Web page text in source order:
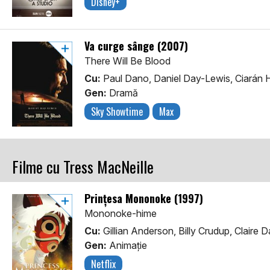
Va curge sânge (2007)
There Will Be Blood
Cu: Paul Dano, Daniel Day-Lewis, Ciarán
Gen: Dramă
Sky Showtime Max
Filme cu Tress MacNeille
Prințesa Mononoke (1997)
Mononoke-hime
Cu: Gillian Anderson, Billy Crudup, Claire
Gen: Animaţie
Netflix